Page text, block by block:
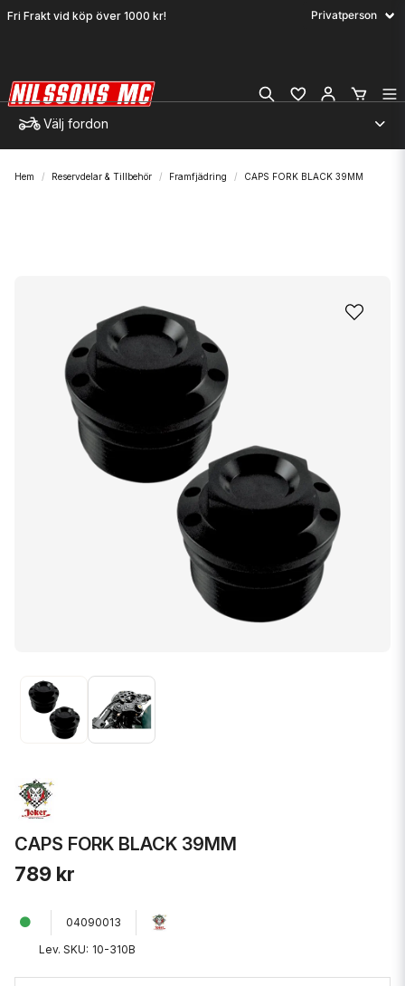
Fri Frakt vid köp över 1000 kr!
Välj fordon
Hem Reservdelar & Tillbehör Framfjädring CAPS FORK BLACK 39MM
CAPS FORK BLACK 39MM
789 kr
04090013
Lev. SKU: 10-310B